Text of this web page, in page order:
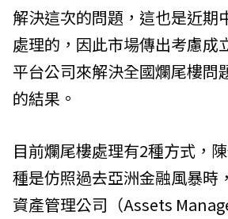
解決這次的問題，這也是近期
處理的，因此市場傳出考慮成
平台公司來解決全國爛尾樓問
的結果。
目前爛尾樓處理有2種方式，
種是仿照過去亞洲金融風暴時
資產管理公司（Assets